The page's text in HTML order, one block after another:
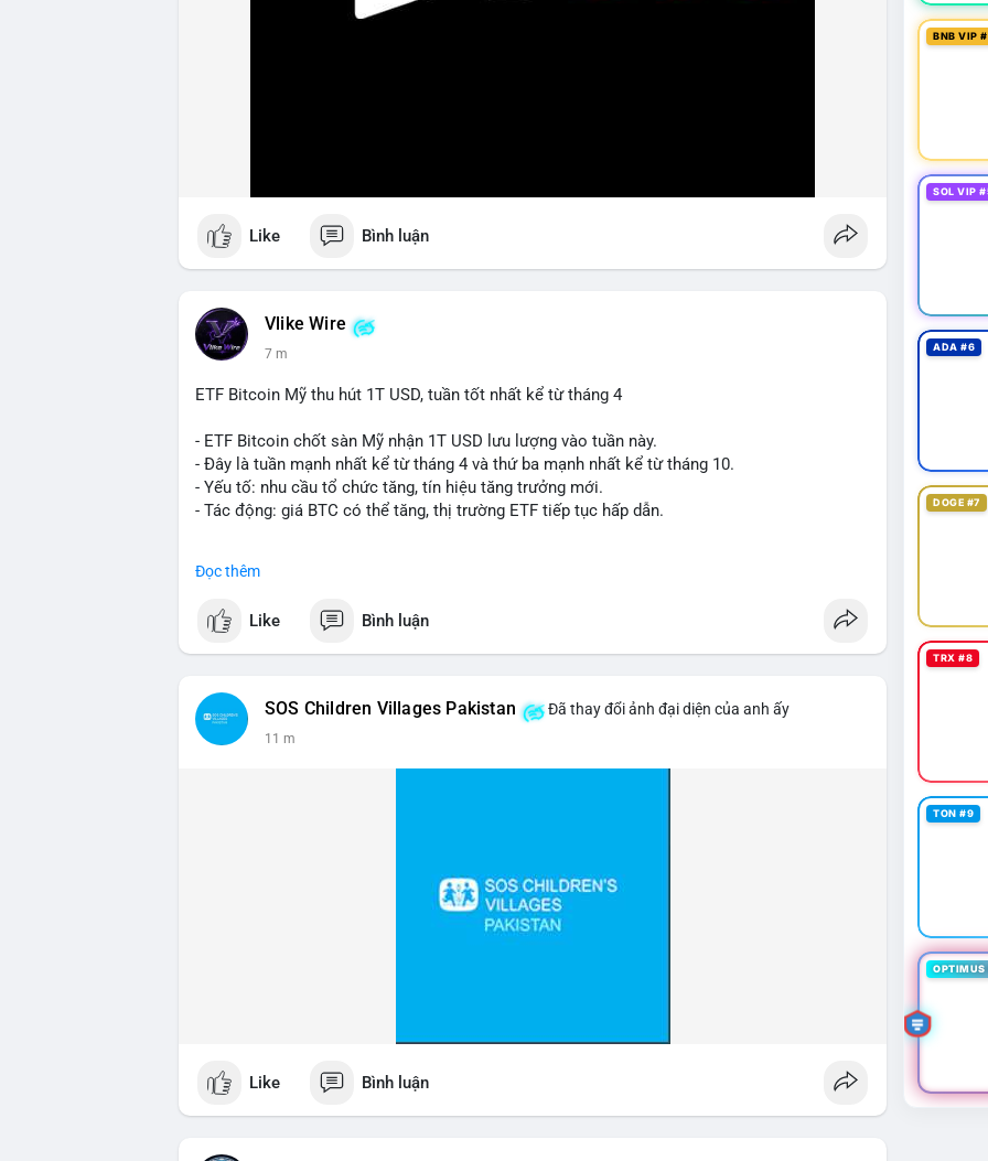
Like Bình luận
Vlike Wire
7 m
ETF Bitcoin Mỹ thu hút 1T USD, tuần tốt nhất kể từ tháng 4
- ETF Bitcoin chốt sàn Mỹ nhận 1T USD lưu lượng vào tuần này.
- Đây là tuần mạnh nhất kể từ tháng 4 và thứ ba mạnh nhất kể từ tháng 10.
- Yếu tố: nhu cầu tổ chức tăng, tín hiệu tăng trưởng mới.
- Tác động: giá BTC có thể tăng, thị trường ETF tiếp tục hấp dẫn.
#vlikevn #titanbot
📰 Nguồn: Cointelegraph
Đọc thêm
Like Bình luận
SOS Children Villages Pakistan Đã thay đổi ảnh đại diện của anh ấy
11 m
Like Bình luận
BNB VIP
SOL VIP
ADA #6
DOGE #7
TRX #8
TON #9
OPTIMUS